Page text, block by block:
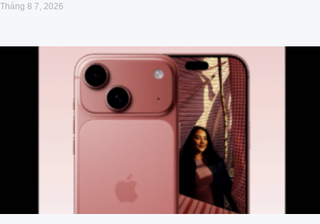
Tháng 8 7, 2026